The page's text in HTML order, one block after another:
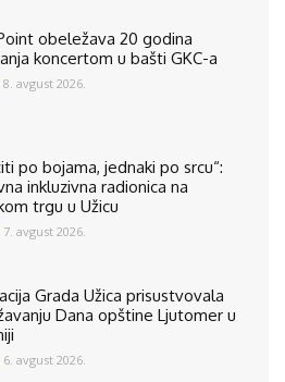
obeležava 20 godina
koncertom u bašti GKC-a
8. avgust 2026.
po bojama, jednaki po srcu“:
inkluzivna radionica na
trgu u Užicu
7. avgust 2026.
Grada Užica prisustvovala
Dana opštine Ljutomer u
6. avgust 2026.